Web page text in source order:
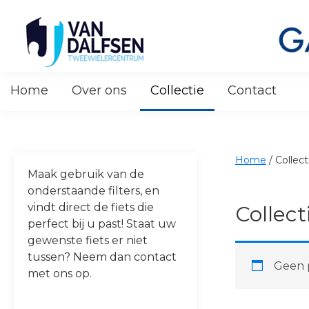
primary
navigation
primary
footer
Dalfsen
Home Over ons Collectie Contact
Maak gebruik van de
onderstaande filters, en
vindt direct de fiets die
perfect bij u past! Staat uw
gewenste fiets er niet
tussen? Neem dan contact
met ons op.
Home /
Geen